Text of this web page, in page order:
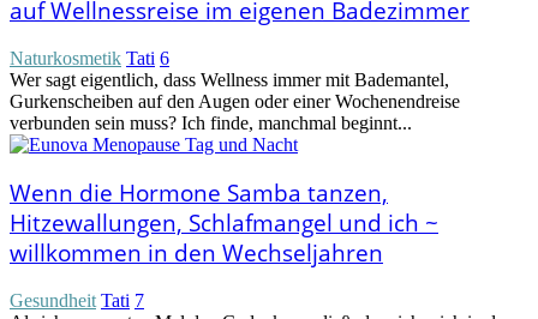
auf Wellnessreise im eigenen Badezimmer
Naturkosmetik Tati 6
Wer sagt eigentlich, dass Wellness immer mit Bademantel,
Gurkenscheiben auf den Augen oder einer Wochenendreise
verbunden sein muss? Ich finde, manchmal beginnt...
Wenn die Hormone Samba tanzen,
Hitzewallungen, Schlafmangel und ich ~
willkommen in den Wechseljahren
Gesundheit Tati 7